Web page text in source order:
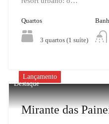
Quartos
3 quartos (1 suíte)
Destaque
Lançamento
Mirante das